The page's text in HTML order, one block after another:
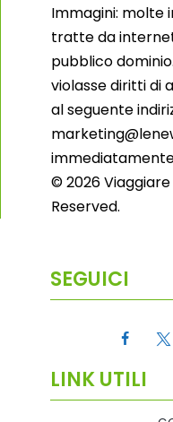
Immagini: molte
tratte da
pubblico
violasse diritti di
al seguente
© 2026
Reserved.
SEGUICI
LINK UTILI